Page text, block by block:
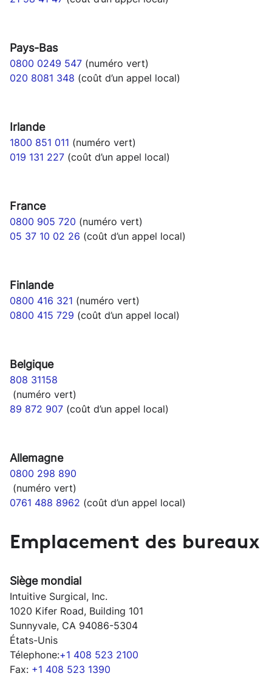
Pays-Bas
0800 0249 547 (numéro vert)
020 8081 348 (coût d’un appel local)
Irlande
1800 851 011 (numéro vert)
019 131 227 (coût d’un appel local)
France
0800 905 720 (numéro vert)
05 37 10 02 26 (coût d’un appel local)
Finlande
0800 416 321 (numéro vert)
0800 415 729 (coût d’un appel local)
Belgique
808 31158
(numéro vert)
89 872 907 (coût d’un appel local)
Allemagne
0800 298 890
(numéro vert)
0761 488 8962 (coût d’un appel local)
Emplacement des bureaux
Siège mondial
Intuitive Surgical, Inc.
1020 Kifer Road, Building 101
Sunnyvale, CA 94086-5304
États-Unis
Télephone:+1 408 523 2100
Fax: +1 408 523 1390